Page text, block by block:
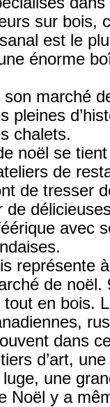
sur bois,
est le
énorme
son marché
pleines
chalets.
noël se
de
de tresser
de
avec
représente
de noël.
en bois.
dans
d’art,
une
Noël y a